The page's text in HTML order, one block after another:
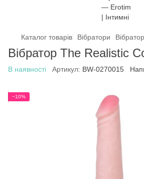
Каталог товарів Вібратори
Вібратор The Realistic
В наявності Артикул: BW-0270015
−10%